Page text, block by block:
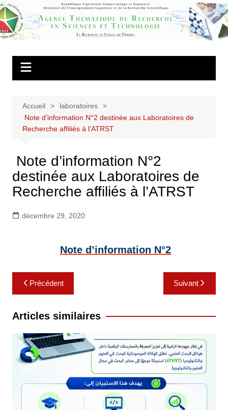
Aller
au
contenu
Agence
Thématique de
Recherche en
Accueil
laboratoires
Note d’information N°2 destinée aux Laboratoires de
Recherche affiliés à l’ATRST
Note d’information N°2
destinée aux Laboratoires de
Recherche affiliés à l’ATRST
décembre 29, 2020
Note d’information N°2
Navigation
de
l’article
Précédent Suivant
Articles similaires